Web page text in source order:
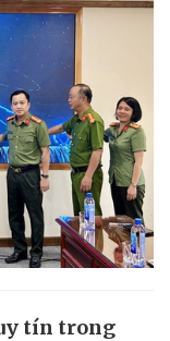
tín trong